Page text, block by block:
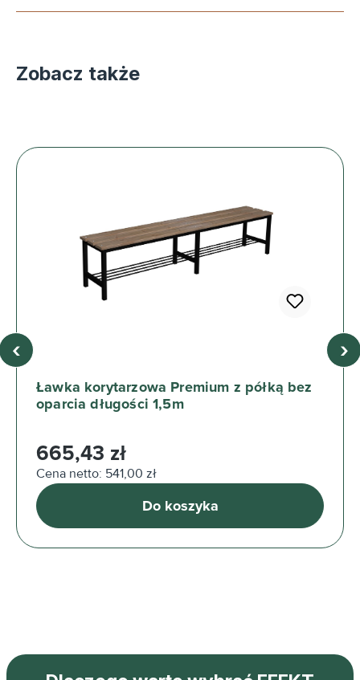
Zobacz także
Ławka korytarzowa Premium z półką bez
oparcia długości 1,5m
Cena regularna:
665,43 zł
Cena netto: 541,00 zł
Do koszyka
‹ ›